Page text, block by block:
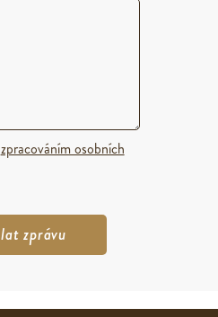
zpracováním osobních